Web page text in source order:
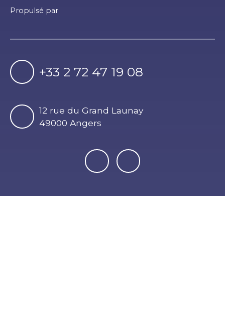
Propulsé par
+33 2 72 47 19 08
12 rue du Grand Launay
49000 Angers